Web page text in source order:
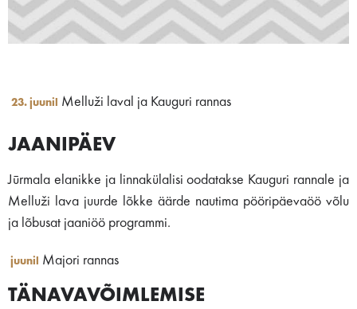
23. juunil Melluži laval ja Kauguri rannas
JAANIPÄEV
Jūrmala elanikke ja linnakülalisi oodatakse Kauguri rannale ja
Melluži lava juurde lõkke äärde nautima pööripäevaöö võlu
ja lõbusat jaaniöö programmi.
juunil Majori rannas
TÄNAVAVÕIMLEMISE